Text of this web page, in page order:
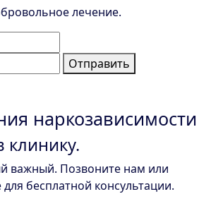
лечение.
Отправить
наркозависимости
важный. Позвоните нам или
бесплатной консультации.